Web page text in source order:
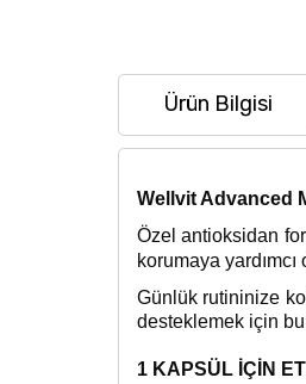
Ürün Bilgisi
Wellvit Advanced
Özel antioksidan
korumaya yardımcı
Günlük rutininize
desteklemek için
1 KAPSÜL İÇİN